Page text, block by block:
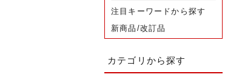
注目キーワードから探す
新商品/改訂品
カテゴリから探す